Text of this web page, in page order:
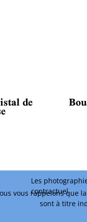
Les
contractuel.
vous rappelons que
sont à titre
de